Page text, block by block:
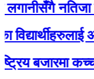
नतिजा
बजारमा कच्चा